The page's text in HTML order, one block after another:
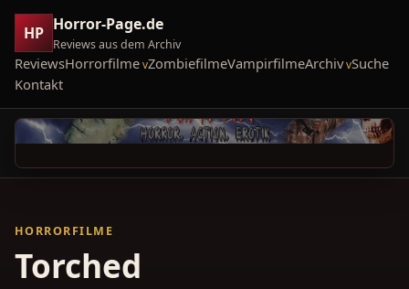
HP Horror-Page.de
Reviews aus dem Archiv
ReviewsHorrorfilme ZombiefilmeVampirfilmeArchiv Suche
Kontakt
HORRORFILME
Torched